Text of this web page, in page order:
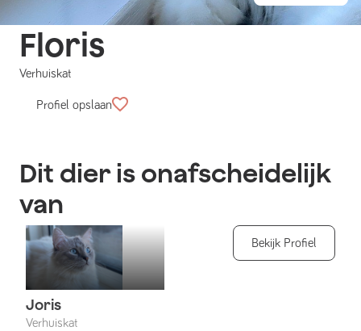
Floris
Verhuiskat
Profiel opslaan
Dit dier is onafscheidelijk
van
Joris
Verhuiskat
Bekijk Profiel